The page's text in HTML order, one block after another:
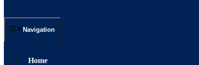
Navigation
Home